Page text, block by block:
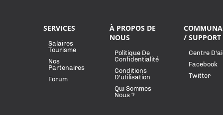
SERVICES
Salaires
Tourisme
Nos
Partenaires
Forum
À PROPOS DE
NOUS
Politique De
Confidentialité
Conditions
D'utilisation
Qui Sommes-
Nous ?
/ SUPPORT
Centre
Facebook
Twitter